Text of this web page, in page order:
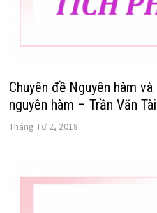
Chuyên đề Nguyên hàm
nguyên hàm – Trần Văn Tài
Tháng Tư 2, 2018